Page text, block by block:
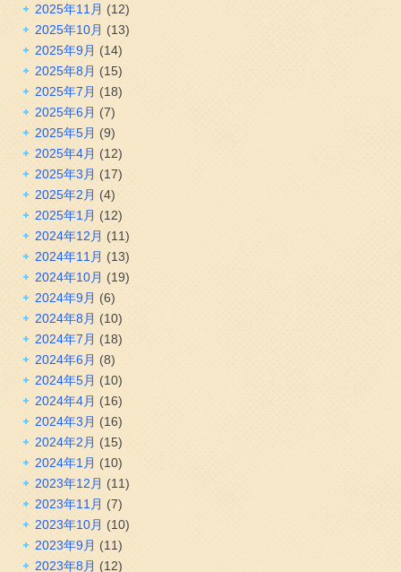
2025年11月 (12)
2025年10月 (13)
2025年9月 (14)
2025年8月 (15)
2025年7月 (18)
2025年6月 (7)
2025年5月 (9)
2025年4月 (12)
2025年3月 (17)
2025年2月 (4)
2025年1月 (12)
2024年12月 (11)
2024年11月 (13)
2024年10月 (19)
2024年9月 (6)
2024年8月 (10)
2024年7月 (18)
2024年6月 (8)
2024年5月 (10)
2024年4月 (16)
2024年3月 (16)
2024年2月 (15)
2024年1月 (10)
2023年12月 (11)
2023年11月 (7)
2023年10月 (10)
2023年9月 (11)
2023年8月 (12)